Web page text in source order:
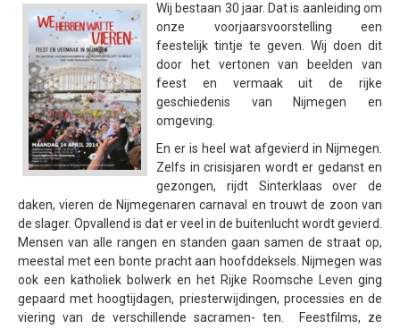
Wat doen we
Voorstellingen
Samenwerking
Beeldschriften
Wat zoeken we
Vrijwilligers
Beeldmateriaal
Contact
Contactinformatie
Wij bestaan 30 jaar. Dat is aanleiding om
onze voorjaarsvoorstelling een
feestelijk tintje te geven. Wij doen dit
door het vertonen van beelden van
feest en vermaak uit de rijke
geschiedenis van Nijmegen en
omgeving.
En er is heel wat afgevierd in Nijmegen.
Zelfs in crisisjaren wordt er gedanst en
gezongen, rijdt Sinterklaas over de
daken, vieren de Nijmegenaren carnaval en trouwt de zoon van
de slager. Opvallend is dat er veel in de buitenlucht wordt gevierd.
Mensen van alle rangen en standen gaan samen de straat op,
meestal met een bonte pracht aan hoofddeksels. Nijmegen was
ook een katholiek bolwerk en het Rijke Roomsche Leven ging
gepaard met hoogtijdagen, priesterwijdingen, processies en de
viering van de verschillende sacramen- ten. Feestfilms, ze